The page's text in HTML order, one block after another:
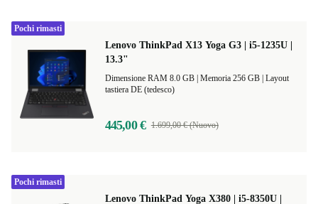
Lenovo ThinkPad X13 Yoga G3 | i5-1235U |
13.3"
Layout
tastiera DE (tedesco)
445,00 € 1.699,00 € (Nuovo)
Pochi rimasti
Lenovo ThinkPad Yoga X380 | i5-8350U |
Pochi rimasti